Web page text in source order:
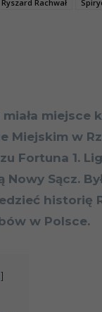
Ryszard Rachwał
miejsce
Miejskim w
Fortuna 1.
Nowy Sącz.
historię
w Polsce.